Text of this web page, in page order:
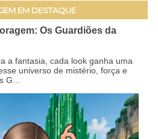
EM DESTAQUE
Os Guardiões da
a fantasia, cada look ganha uma
universo de mistério, força e
G...